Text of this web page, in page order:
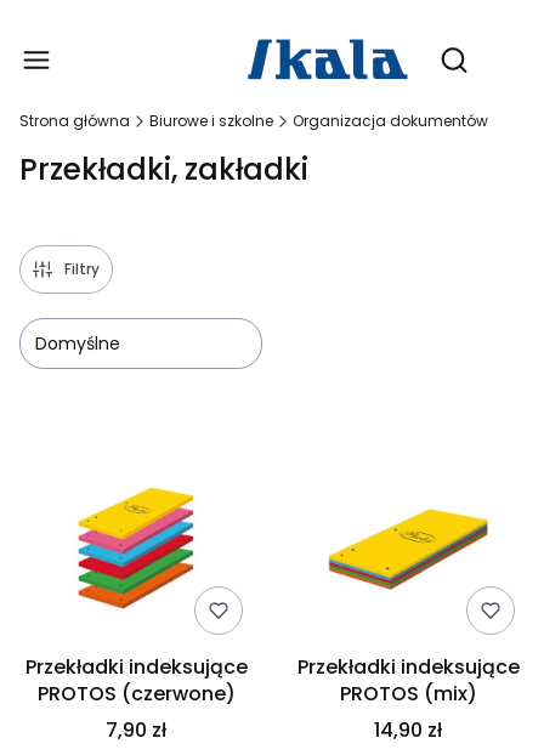
Otwórz
Strona główna Biurowe i szkolne Organizacja dokumentów
Przekładki, zakładki
Filtry
Domyślne
Przekładki indeksujące
PROTOS (czerwone)
7,90 zł
Przekładki indeksujące
PROTOS (mix)
14,90 zł